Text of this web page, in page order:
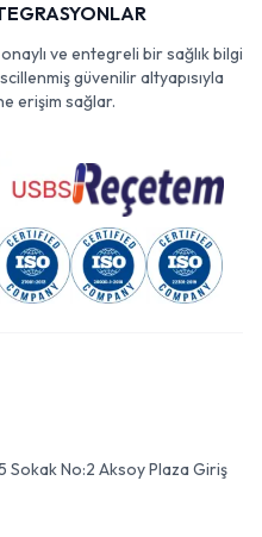
ve entegreli bir sağlık bilgi
güvenilir altyapısıyla
erişim sağlar.
Sokak No:2 Aksoy Plaza Giriş